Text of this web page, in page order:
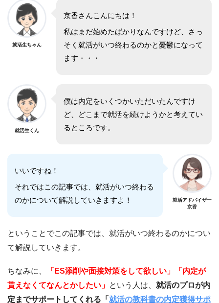
就活生ちゃん
京香さんこんにちは！
私はまだ始めたばかりなんですけど、さっ
そく就活がいつ終わるのかと憂鬱になって
ます・・・
就活生くん
僕は内定をいくつかいただいたんですけ
ど、どこまで就活を続けようかと考えてい
るところです。
いいですね！
それではこの記事では、就活がいつ終わる
のかについて解説していきますよ！
就活アドバイザー
京香
ということでこの記事では、就活がいつ終わるのかについ
て解説していきます。
ちなみに、
「ES添削や面接対策をして欲しい」「内定が
貰えなくてなんとかしたい」 という人は、 就活のプロが内
定までサポートしてくれる「 就活の教科書の内定獲得サポ